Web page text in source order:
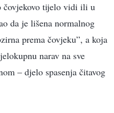
čovjekovo tijelo vidi ili u
da je lišena normalnog
prema čovjeku”, a koja
narav na sve
– djelo spasenja čitavog